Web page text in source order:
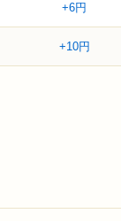
+6円
+10円